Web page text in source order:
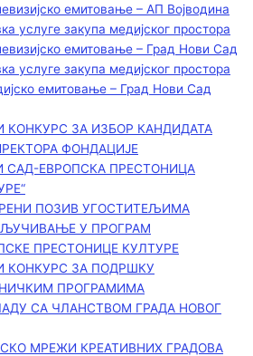
емитовање – АП Војводинa
услуге закупа медијског простора
емитовање – Град Нови Сад
услуге закупа медијског простора
емитовање – Град Нови Сад
КОНКУРС ЗА ИЗБОР КАНДИДАТА
ФОНДАЦИЈЕ
САД-ЕВРОПСКА ПРЕСТОНИЦА
ПОЗИВ УГОСТИТЕЉИМА
У ПРОГРАМ
ПРЕСТОНИЦЕ КУЛТУРЕ
КОНКУРС ЗА ПОДРШКУ
ПРОГРАМИМА
СА ЧЛАНСТВОМ ГРАДА НОВОГ
МРЕЖИ КРЕАТИВНИХ ГРАДОВА